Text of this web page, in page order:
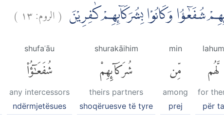
شُفَعٰۤؤُا وَكَانُوْا بِشُرَكَاۤىِٕهِمْ كٰفِرِيْنَ (الروم:١٣ )
lahum
لَّهُم
for
për ta
min
مِّن
among
prej
shurakāihim
شُرَكَآئِهِمْ
theirs partners
shoqëruesve të tyre
shufaʿāu
شُفَعَٰٓؤُا۟
any intercessors
ndërmjetësues